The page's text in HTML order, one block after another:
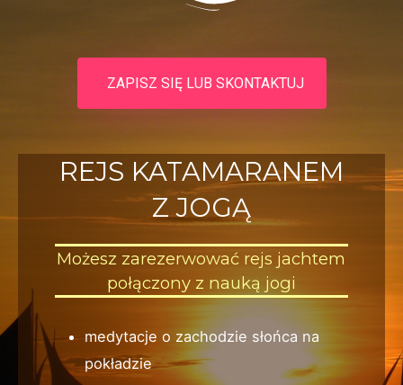
REJS KATAMARANEM
Z JOGĄ
Możesz zarezerwować rejs jachtem
połączony z nauką jogi
medytacje o zachodzie słońca na
pokładzie
ZAPISZ SIĘ LUB SKONTAKTUJ